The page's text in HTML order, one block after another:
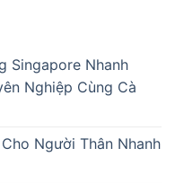
Singapore Nhanh
Nghiệp Cùng Cà
Người Thân Nhanh